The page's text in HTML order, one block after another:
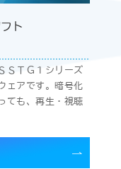
ト
ＳＴＧ１シリーズ
ェアです。暗号化
ても、再生・視聴